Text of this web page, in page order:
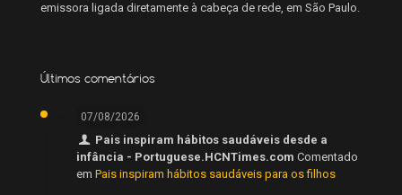
emissora ligada diretamente à cabeça de rede, em São Paulo.
Últimos comentários
07/08/2026
Pais inspiram hábitos saudáveis desde a
infância - Portuguese.HCNTimes.com Comentado
em Pais inspiram hábitos saudáveis para os filhos